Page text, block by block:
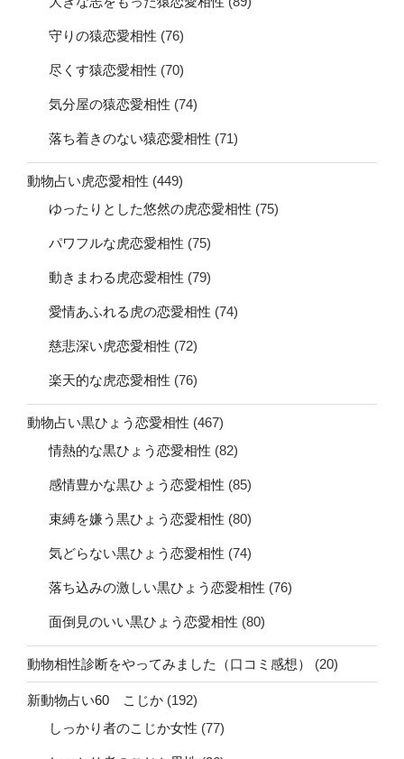
守りの猿恋愛相性 (76)
尽くす猿恋愛相性 (70)
気分屋の猿恋愛相性 (74)
落ち着きのない猿恋愛相性 (71)
動物占い虎恋愛相性 (449)
ゆったりとした悠然の虎恋愛相性 (75)
パワフルな虎恋愛相性 (75)
動きまわる虎恋愛相性 (79)
愛情あふれる虎の恋愛相性 (74)
慈悲深い虎恋愛相性 (72)
楽天的な虎恋愛相性 (76)
動物占い黒ひょう恋愛相性 (467)
情熱的な黒ひょう恋愛相性 (82)
感情豊かな黒ひょう恋愛相性 (85)
束縛を嫌う黒ひょう恋愛相性 (80)
気どらない黒ひょう恋愛相性 (74)
落ち込みの激しい黒ひょう恋愛相性 (76)
面倒見のいい黒ひょう恋愛相性 (80)
動物相性診断をやってみました（口コミ感想） (20)
新動物占い60 こじか (192)
しっかり者のこじか女性 (77)